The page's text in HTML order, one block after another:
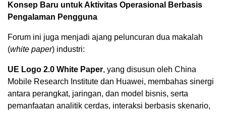
Konsep Baru untuk Aktivitas Operasional Berbasis
Pengalaman Pengguna
Forum ini juga menjadi ajang peluncuran dua makalah
(white paper) industri:
UE Logo 2.0 White Paper, yang disusun oleh China
Mobile Research Institute dan Huawei, membahas sinergi
antara perangkat, jaringan, dan model bisnis, serta
pemanfaatan analitik cerdas, interaksi berbasis skenario,